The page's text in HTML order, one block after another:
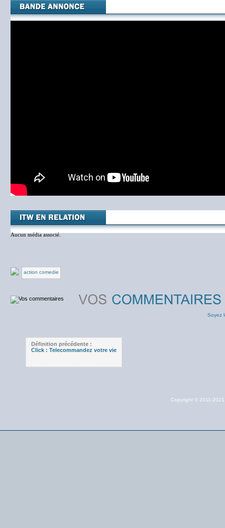
Aucun média associé.
action comedie
Soyez
Définition précédente :
Click : Telecommandez votre vie
Copyright © 2011-